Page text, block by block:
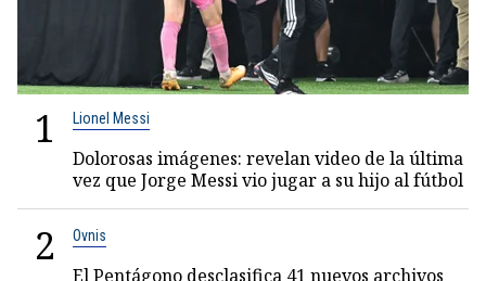
1 Lionel Messi
Dolorosas imágenes: revelan video de la última
vez que Jorge Messi vio jugar a su hijo al fútbol
2 Ovnis
El Pentágono desclasifica 41 nuevos archivos